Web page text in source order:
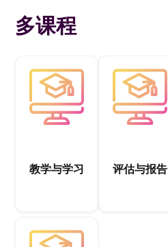
多课程
教学与学习 评估与报告